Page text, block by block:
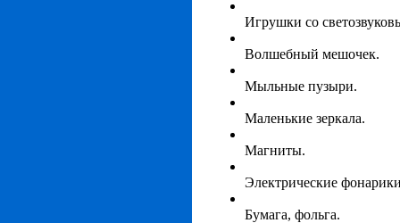
Игрушки со
Волшебный мешочек.
Мыльные пузыри.
Маленькие зеркала.
Магниты.
Электрические
Бумага, фольга.